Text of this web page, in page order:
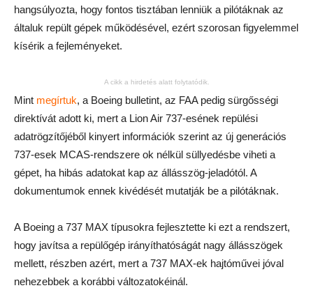
hangsúlyozta, hogy fontos tisztában lenniük a pilótáknak az
általuk repült gépek működésével, ezért szorosan figyelemmel
kísérik a fejleményeket.
A cikk a hirdetés alatt folytatódik.
Mint megírtuk, a Boeing bulletint, az FAA pedig sürgősségi
direktívát adott ki, mert a Lion Air 737-esének repülési
adatrögzítőjéből kinyert információk szerint az új generációs
737-esek MCAS-rendszere ok nélkül süllyedésbe viheti a
gépet, ha hibás adatokat kap az állásszög-jeladótól. A
dokumentumok ennek kivédését mutatják be a pilótáknak.
A Boeing a 737 MAX típusokra fejlesztette ki ezt a rendszert,
hogy javítsa a repülőgép irányíthatóságát nagy állásszögek
mellett, részben azért, mert a 737 MAX-ek hajtóművei jóval
nehezebbek a korábbi változatokéinál.